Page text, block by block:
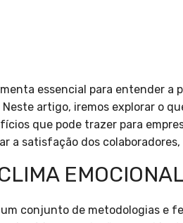
essencial para entender a
artigo, iremos explorar o
que pode trazer para
a satisfação dos
conjunto de metodologias e